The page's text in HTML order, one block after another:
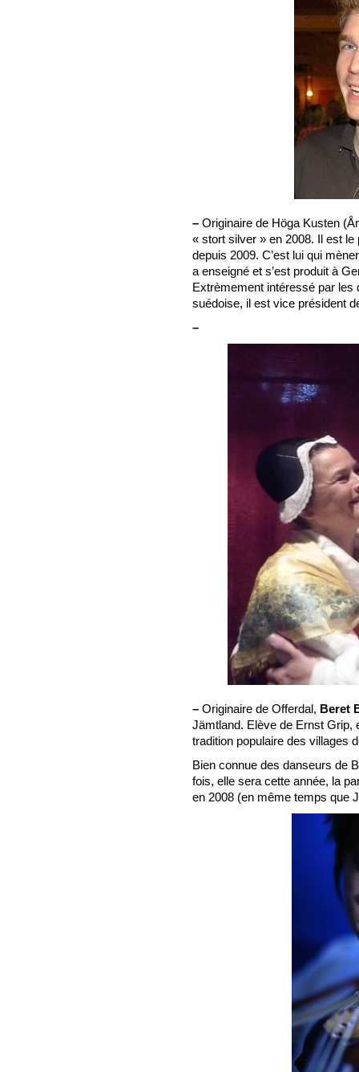
– Originaire de Höga Kusten
« stort silver » en 2008. Il est
depuis 2009. C’est lui qui
a enseigné et s’est produit à
Extrèmement intéressé par
suédoise, il est vice président
–
– Originaire de Offerdal, Beret
Jämtland. Elève de Ernst Grip,
tradition populaire des villages
Bien connue des danseurs de
fois, elle sera cette année, la
en 2008 (en même temps que